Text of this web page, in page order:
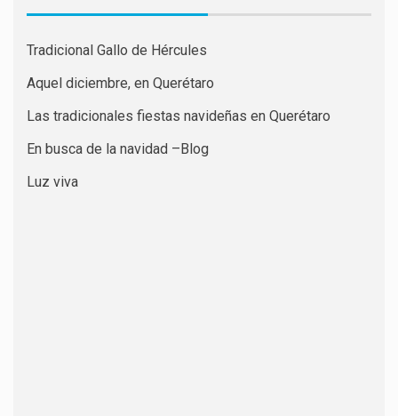
Tradicional Gallo de Hércules
Aquel diciembre, en Querétaro
Las tradicionales fiestas navideñas en Querétaro
En busca de la navidad –Blog
Luz viva